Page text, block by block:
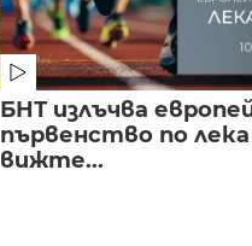
БНТ излъчва
първенство по
вижте...